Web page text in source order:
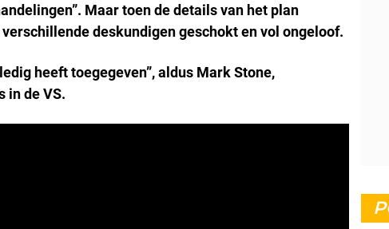
Maar toen de details van het plan
deskundigen geschokt en vol ongeloof.
heeft toegegeven”, aldus Mark Stone,
in de VS.